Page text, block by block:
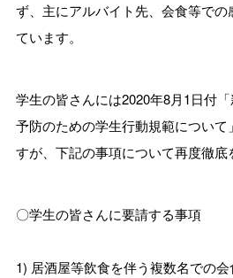
ず、主にアルバイト先、会食等で
ています。
学生の皆さんには2020年8月1日付
予防のための学生行動規範について
すが、下記の事項について再度徹底
〇学生の皆さんに要請する事項
1) 居酒屋等飲食を伴う複数名での